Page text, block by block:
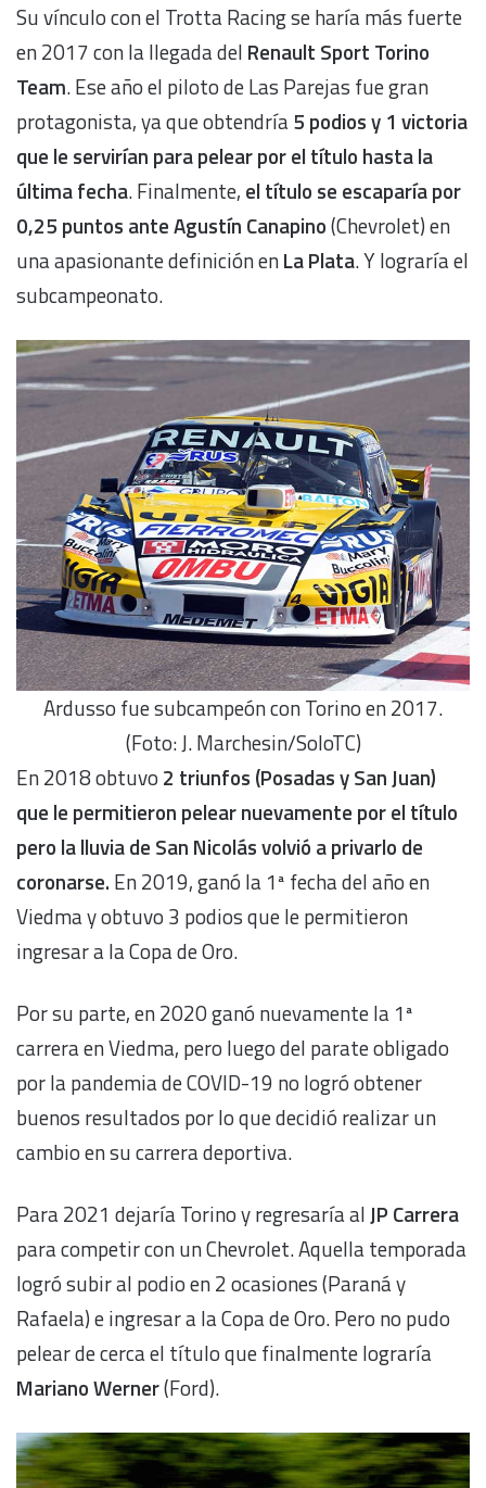
Su vínculo con el Trotta Racing se haría más fuerte
en 2017 con la llegada del Renault Sport Torino
Team. Ese año el piloto de Las Parejas fue gran
protagonista, ya que obtendría5 podios y 1 victoria
que le servirían para pelear por el título hasta la
última fecha. Finalmente, el título se escaparía por
0,25 puntos ante Agustín Canapino(Chevrolet) en
una apasionante definición enLa Plata. Y lograría el
subcampeonato.
Ardusso fue subcampeón con Torino en 2017.
(Foto: J. Marchesin/SoloTC)
En 2018 obtuvo 2 triunfos (Posadas y San Juan)
que le permitieron pelear nuevamente por el título
pero la lluvia de San Nicolás volvió a privarlo de
coronarse. En 2019, ganó la 1ª fecha del año en
Viedma y obtuvo 3 podios que le permitieron
ingresar a la Copa de Oro.
Por su parte, en 2020 ganó nuevamente la 1ª
carrera en Viedma, pero luego del parate obligado
por la pandemia de COVID-19 no logró obtener
buenos resultados por lo que decidió realizar un
cambio en su carrera deportiva.
Para 2021 dejaría Torino y regresaría alJP Carrera
para competir con un Chevrolet. Aquella temporada
logró subir al podio en 2 ocasiones (Paraná y
Rafaela) e ingresar a la Copa de Oro. Pero no pudo
pelear de cerca el título que finalmente lograría
Mariano Werner(Ford).